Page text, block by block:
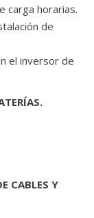
carga horarias.
de
el inversor de
CABLES Y